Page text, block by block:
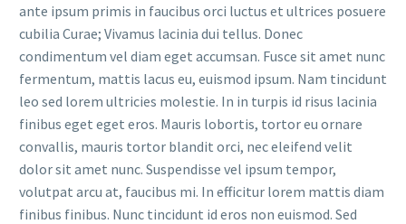
ante ipsum primis in faucibus orci luctus et ultrices posuere
cubilia Curae; Vivamus lacinia dui tellus. Donec
condimentum vel diam eget accumsan. Fusce sit amet nunc
fermentum, mattis lacus eu, euismod ipsum. Nam tincidunt
leo sed lorem ultricies molestie. In in turpis id risus lacinia
finibus eget eget eros. Mauris lobortis, tortor eu ornare
convallis, mauris tortor blandit orci, nec eleifend velit
dolor sit amet nunc. Suspendisse vel ipsum tempor,
volutpat arcu at, faucibus mi. In efficitur lorem mattis diam
finibus finibus. Nunc tincidunt id eros non euismod. Sed